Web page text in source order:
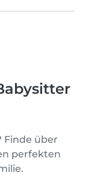
Finde über
perfekten